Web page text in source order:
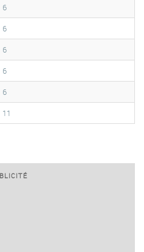
6
6
6
6
6
11